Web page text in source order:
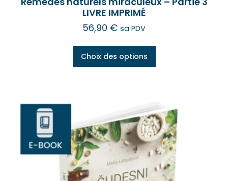
LIVRE IMPRIMÉ
56,90 € sa PDV
Choix des options